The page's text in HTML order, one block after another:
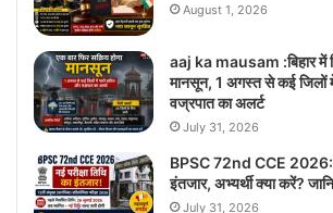
August 1, 2026
aaj ka mausam :बिहार में
मानसून, 1 अगस्त से कई जिलों में
वज्रपात का अलर्ट
July 31, 2026
BPSC 72nd CCE 2026:
इंतजार, अभ्यर्थी क्या करें?
July 31, 2026